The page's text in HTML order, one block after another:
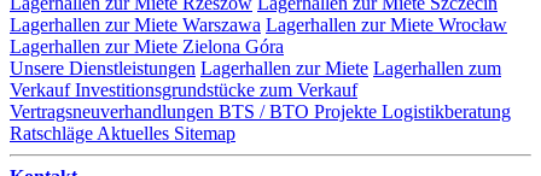
Lagerhallen zur Miete Warszawa Lagerhallen zur Miete Wrocław
Lagerhallen zur Miete Zielona Góra
Unsere Dienstleistungen Lagerhallen zur Miete Lagerhallen zum
VerkaufInvestitionsgrundstücke zum Verkauf
Vertragsneuverhandlungen BTS / BTO Projekte Logistikberatung
Ratschläge Aktuelles Sitemap